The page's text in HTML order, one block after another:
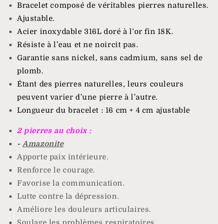
Bracelet composé de véritables pierres naturelles.
Ajustable.
Acier inoxydable 316L doré à l'or fin 18K.
Résiste à l’eau et ne noircit pas.
Garantie sans nickel, sans cadmium, sans sel de
plomb.
Étant des pierres naturelles, leurs couleurs
peuvent varier d’une pierre à l’autre.
Longueur du bracelet : 16 cm + 4 cm ajustable
2 pierres au choix :
-Amazonite
Apporte paix intérieure.
Renforce le courage.
Favorise la communication.
Lutte contre la dépression.
Améliore les douleurs articulaires.